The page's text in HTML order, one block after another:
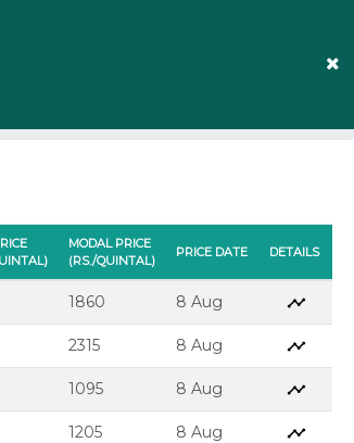
MODAL PRICE
(RS./QUINTAL)
PRICE DATE DETAILS
1860 8 Aug
2315 8 Aug
1095 8 Aug
1205 8 Aug